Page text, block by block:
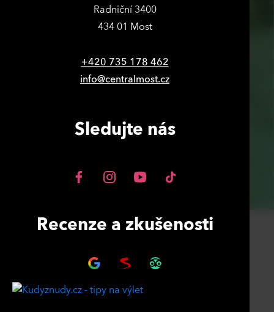
Radniční 3400
434 01 Most
+420 735 178 462
info@centralmost.cz
Sledujte nás
Recenze a zkušenosti